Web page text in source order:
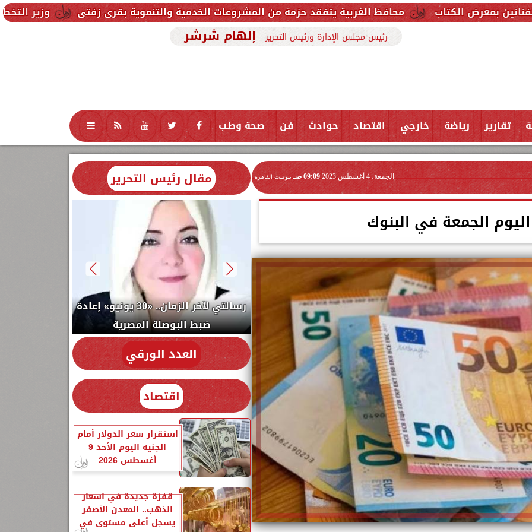
وزير التخطيط يتابع محافظ الغربية يتفقد حزمة من المشروعات الخدمية والتنموية بقرى زفتى
رئيس مجلس الإدارة ورئيس التحرير إلهام شرشر
تقارير رياضة خارجي اقتصاد حوادث فن صحة وطب تكنولوجيا منوعات محافظات
الجمعة، 4 أغسطس 2023 09:09 صـ بتوقيت القاهرة
الجمعة في البنوك
مقال رئيس التحرير
رسالتي لآخر الزمان.. «30 يونيو» إعادة
ضبط البوصلة المصرية
إلهام شرشر تكتب: «صلاح» ملك
المحبة.. رسول السلام والإنسانية
إلهام شرشر تكتب: دي مبقتش كورة..
دي سياسة
العدد الورقي
اقتصاد
استقرار سعر الدولار أمام
الجنيه اليوم الأحد 9
أغسطس 2026
قفزة جديدة في أسعار
الذهب.. المعدن الأصفر
يسجل أعلى مستوى في